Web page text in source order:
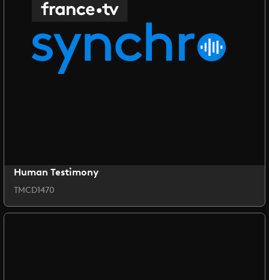
Human Testimony
TMCD1470